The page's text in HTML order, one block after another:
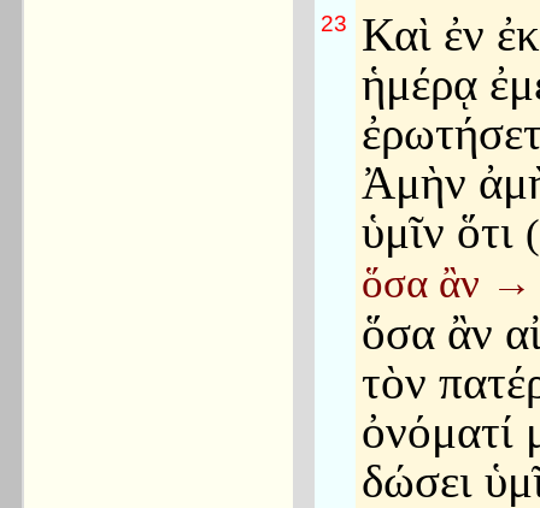
23
Καὶ ἐν
ἡμέρᾳ
Ἀμὴν
ὑμῖν ὅτι (
ὅσα ἂν →
ὅσα ἂν
τὸν
ὀνόματί
δώσει